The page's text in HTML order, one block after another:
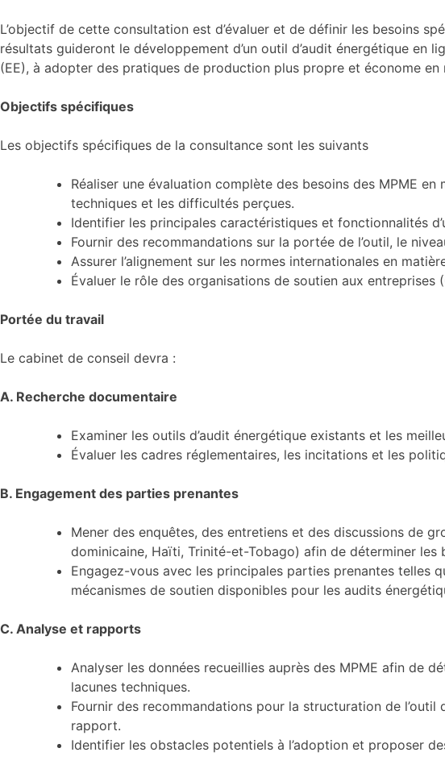
L’objectif de cette consultation est d’évaluer et de définir les besoins
résultats guideront le développement d’un outil d’audit énergétique
(EE), à adopter des pratiques de production plus propre et économe
Objectifs spécifiques
Les objectifs spécifiques de la consultance sont les suivants
Réaliser une évaluation complète des besoins des MPME
techniques et les difficultés perçues.
Identifier les principales caractéristiques et fonctionnalités
Fournir des recommandations sur la portée de l’outil, le
Assurer l’alignement sur les normes internationales en
Évaluer le rôle des organisations de soutien aux
Portée du travail
Le cabinet de conseil devra :
A. Recherche documentaire
Examiner les outils d’audit énergétique existants et les
Évaluer les cadres réglementaires, les incitations et les
B. Engagement des parties prenantes
Mener des enquêtes, des entretiens et des discussions de
dominicaine, Haïti, Trinité-et-Tobago) afin de déterminer les
Engagez-vous avec les principales parties prenantes telles
mécanismes de soutien disponibles pour les audits
C. Analyse et rapports
Analyser les données recueillies auprès des MPME afin de
lacunes techniques.
Fournir des recommandations pour la structuration de
rapport.
Identifier les obstacles potentiels à l’adoption et proposer